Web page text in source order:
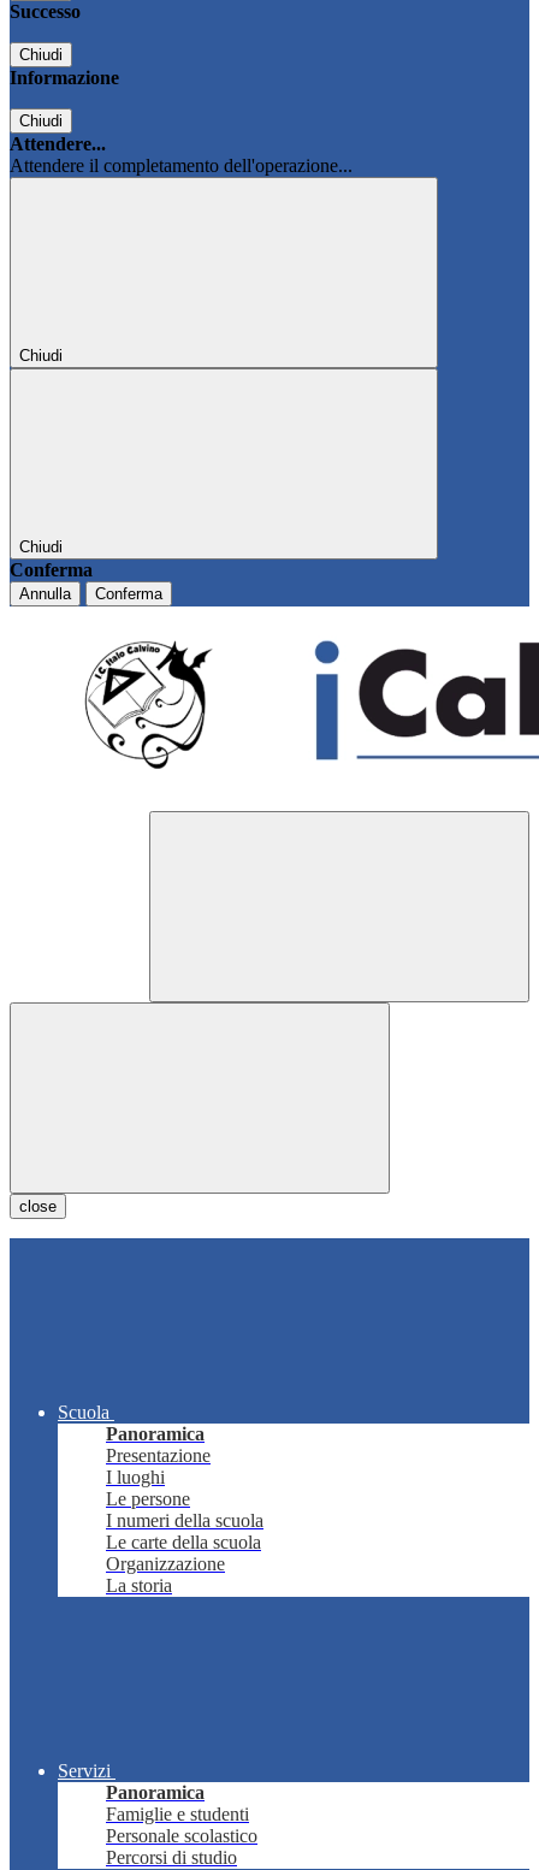
Successo
Chiudi
Informazione
Chiudi
Attendere...
Attendere il completamento dell'operazione...
Chiudi
Chiudi
Conferma
Annulla Conferma
close
Scuola
Panoramica
Presentazione
I luoghi
Le persone
I numeri della scuola
Le carte della scuola
Organizzazione
La storia
Servizi
Panoramica
Famiglie e studenti
Personale scolastico
Percorsi di studio